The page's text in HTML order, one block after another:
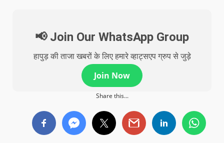
📢 Join Our WhatsApp Group
हापुड़ की ताजा खबरों के लिए हमारे व्हाट्सएप ग्रुप से जुड़े
Join Now
Share this...